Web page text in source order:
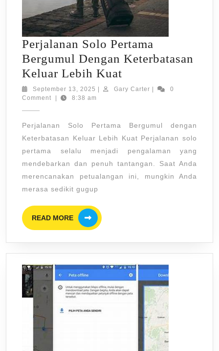
Perjalanan Solo Pertama
Bergumul Dengan Keterbatasan
Keluar Lebih Kuat
Solo
Dengan
Keterbatasan
Keluar
Lebih
September 13, 2025 September
13,
| Gary Carter Gary
|
0
Comment
| 8:38 am
Perjalanan Solo Pertama Bergumul dengan
Keterbatasan Keluar Lebih Kuat Perjalanan solo
pertama selalu menjadi pengalaman yang
mendebarkan dan penuh tantangan. Saat Anda
merencanakan petualangan ini, mungkin Anda
merasa sedikit gugup
READ MORE
READ
MORE